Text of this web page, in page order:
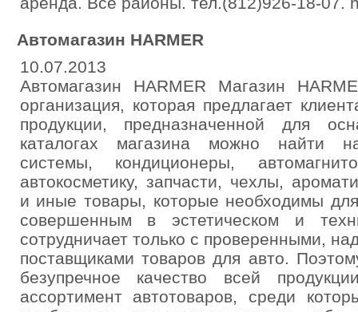
Автомагазин HARMER
10.07.2013
Автомагазин HARMER Магазин
организация, которая предлагает
продукции, предназначенной для
каталогах магазина можно найти
системы, кондиционеры,
автокосметику, запчасти, чехлы,
и иные товары, которые необходимы
совершенным в эстетическом и
сотрудничает только с проверенными,
поставщиками товаров для авто.
безупречное качество всей
ассортимент автотоваров, среди